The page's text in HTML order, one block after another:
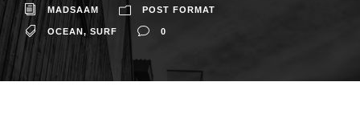
MADSAAM POST FORMAT
OCEAN , SURF 0